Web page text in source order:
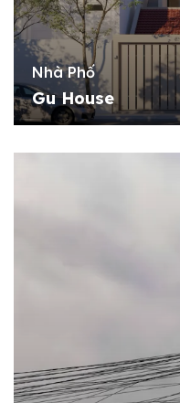
Nhà Phố
Gu House